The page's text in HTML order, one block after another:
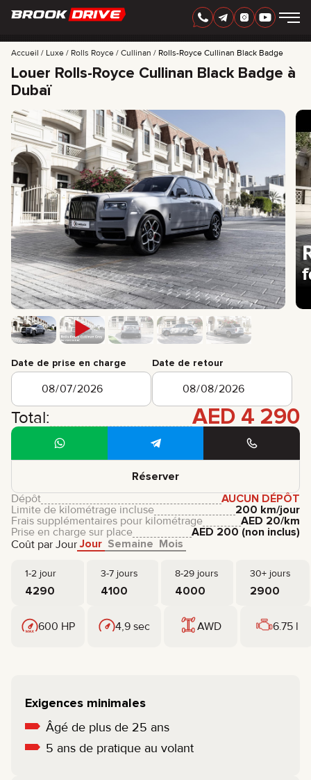
FRANÇAIS AED
MARQUES
MEILLEURES OFFRES
FAQ
CERTIFICATES
AVIS
CONTACTS
PARTENARIAT
LOUEZ-POSSÉDEZ
info@brook-drive.rent
+ 971 52 193 88 88
+ 7 925 283 88 88
Accueil Luxe Rolls Royce Cullinan Rolls-Royce Cullinan Black Badge
Louer Rolls-Royce Cullinan Black Badge à
Dubaï
Date de prise en charge Date de retour
Total: AED 4 290
Réserver
Coût par Jour Jour Semaine Mois
1-2 jour 3-7 jours 8-29 jours 30+ jours
4290 4100 4000 2900
Dépôt
AUCUN DÉPÔT
Limite de kilométrage incluse
200 km/jour
Frais supplémentaires pour kilométrage
AED 20/km
Prise en charge sur place
AED 200 (non inclus)
600 HP 4,9 sec AWD 6.75 l
Exigences minimales
Âgé de plus de 25 ans
5 ans de pratique au volant